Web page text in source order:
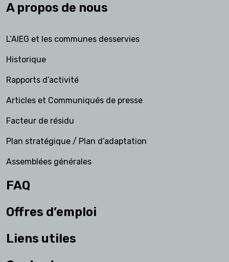
A propos de nous
L’AIEG et les communes desservies
Historique
Rapports d’activité
Articles et Communiqués de presse
Facteur de résidu
Plan stratégique / Plan d’adaptation
Assemblées générales
FAQ
Offres d’emploi
Liens utiles